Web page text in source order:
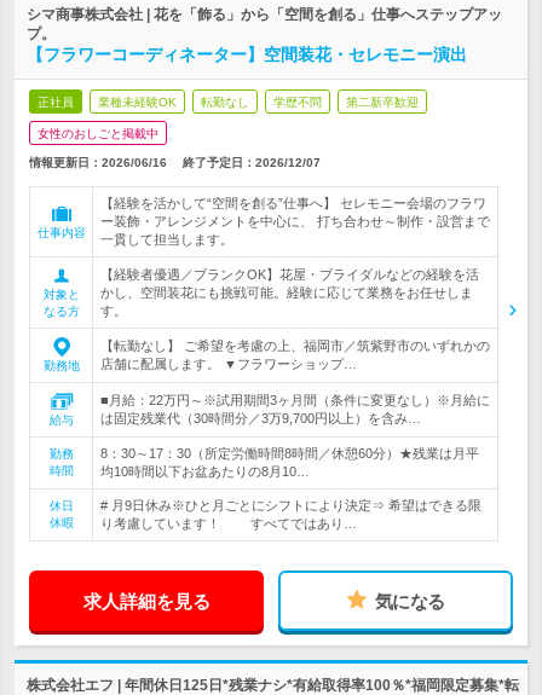
シマ商事株式会社 | 花を「飾る」から「空間を創る」仕事へステップアッ
プ。
【フラワーコーディネーター】空間装花・セレモニー演出
正社員 業種未経験OK 転勤なし 学歴不問 第二新卒歓迎
女性のおしごと掲載中
情報更新日：2026/06/16 終了予定日： 2026/12/07
仕事内容
【経験を活かして“空間を創る”仕事へ】 セレモニー会場のフラワ
ー装飾・アレンジメントを中心に、 打ち合わせ～制作・設営まで
一貫して担当します。
対象と
なる方
【経験者優遇／ブランクOK】花屋・ブライダルなどの経験を活
かし、空間装花にも挑戦可能。経験に応じて業務をお任せしま
す。
勤務地
【転勤なし】 ご希望を考慮の上、福岡市／筑紫野市のいずれかの
店舗に配属します。 ▼フラワーショップ…
給与
■月給：22万円～※試用期間3ヶ月間（条件に変更なし）※月給に
は固定残業代（30時間分／3万9,700円以上）を含み…
勤務
時間
8：30～17：30（所定労働時間8時間／休憩60分）★残業は月平
均10時間以下お盆あたりの8月10…
休日
休暇
# 月9日休み※ひと月ごとにシフトにより決定⇒ 希望はできる限
り考慮しています！ すべてではあり…
求人詳細を見る 気になる
株式会社エフ | 年間休日125日*残業ナシ*有給取得率100％*福岡限定募集*転